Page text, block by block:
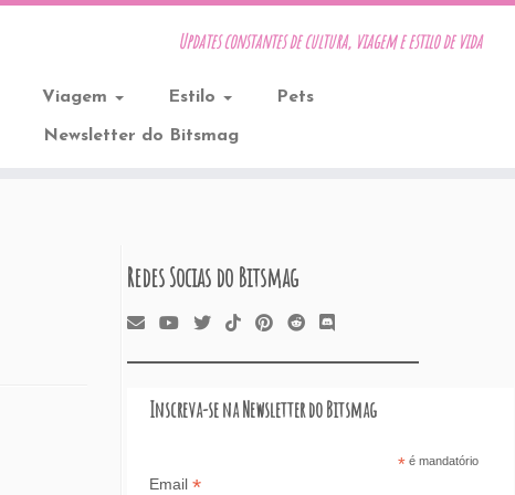
Updates constantes de cultura, viagem e estilo de vida
Viagem Estilo Pets
Newsletter do Bitsmag
Redes Socias do Bitsmag
Inscreva-se na Newsletter do Bitsmag
*é mandatório
Email *